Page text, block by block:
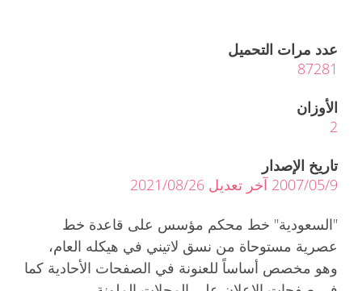
عدد مرات التحميل
87281
الأوزان
2
تاريخ الإصدار
2007/05/9 آخر تعديل 2021/08/26
"السعودية" خط محكم مؤسس على قاعدة خط
عصرية مستوحاة من نسق لاتيني في هيكله العام،
وهو مخصص أساساً للعنونة في الصفحات الأحادية كما